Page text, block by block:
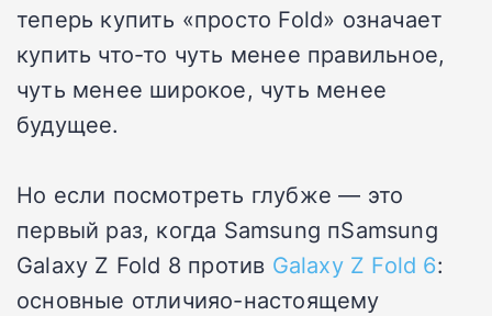
теперь купить «просто Fold» означает
купить что-то чуть менее правильное,
чуть менее широкое, чуть менее
будущее.
Но если посмотреть глубже — это
первый раз, когда Samsung пSamsung
Galaxy Z Fold 8 против Galaxy Z Fold 6:
основные отличияо-настоящему